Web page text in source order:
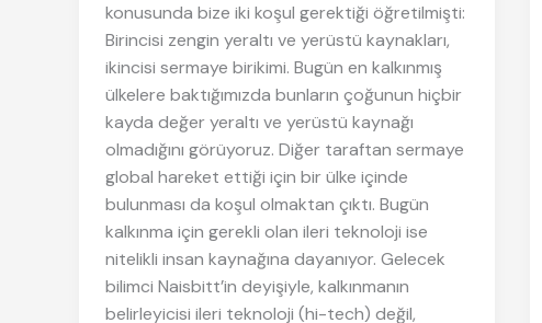
konusunda bize iki koşul gerektiği öğretilmişti:
Birincisi zengin yeraltı ve yerüstü kaynakları,
ikincisi sermaye birikimi. Bugün en kalkınmış
ülkelere baktığımızda bunların çoğunun hiçbir
kayda değer yeraltı ve yerüstü kaynağı
olmadığını görüyoruz. Diğer taraftan sermaye
global hareket ettiği için bir ülke içinde
bulunması da koşul olmaktan çıktı. Bugün
kalkınma için gerekli olan ileri teknoloji ise
nitelikli insan kaynağına dayanıyor. Gelecek
bilimci Naisbitt’in deyişiyle, kalkınmanın
belirleyicisi ileri teknoloji (hi-tech) değil,